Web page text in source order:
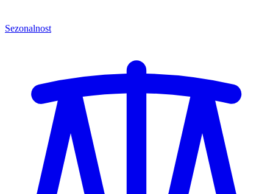
Sezonalnost